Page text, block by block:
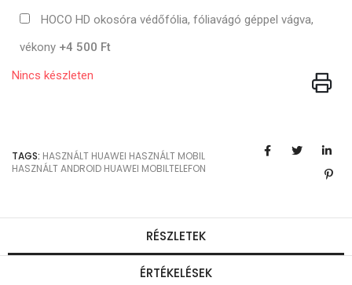
HOCO HD okosóra védőfólia, fóliavágó géppel vágva,
vékony +4 500 Ft
Nincs készleten
TAGS: HASZNÁLT HUAWEI HASZNÁLT MOBIL
HASZNÁLT ANDROID HUAWEI MOBILTELEFON
RÉSZLETEK
ÉRTÉKELÉSEK